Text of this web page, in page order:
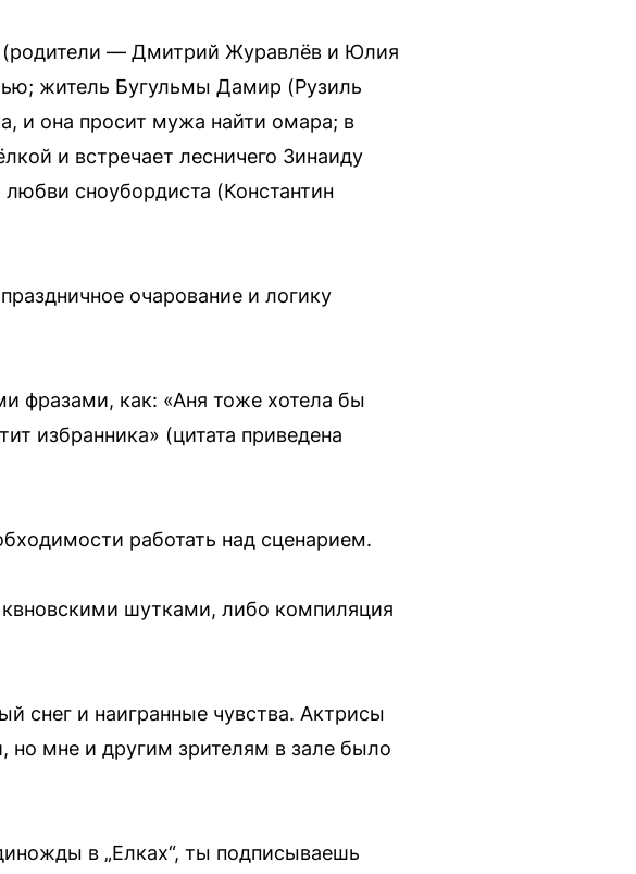
(родители — Дмитрий Журавлёв и Юлия
житель Бугульмы Дамир (Рузиль
и она просит мужа найти омара; в
и встречает лесничего Зинаиду
сноубордиста (Константин
очарование и логику
фразами, как: «Аня тоже хотела бы
избранника» (цитата приведена
работать над сценарием.
шутками, либо компиляция
снег и наигранные чувства. Актрисы
но мне и другим зрителям в зале было
в „Елках“, ты подписываешь